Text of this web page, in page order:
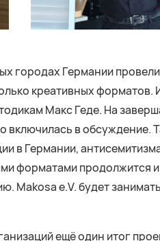
городах Германии
креативных
Макс Геде. На
включилась в обсуждение.
в Германии,
форматами продолжится
Makosa e.V. будет
ещё один итог